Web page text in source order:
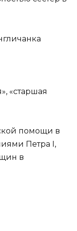
«старшая
помощи в
Петра I,
в